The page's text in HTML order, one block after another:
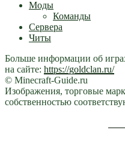
Моды
Команды
Сервера
Читы
Больше информации об
на сайте: https://goldclan.ru/
© Minecraft-Guide.ru
Изображения, торговые
собственностью